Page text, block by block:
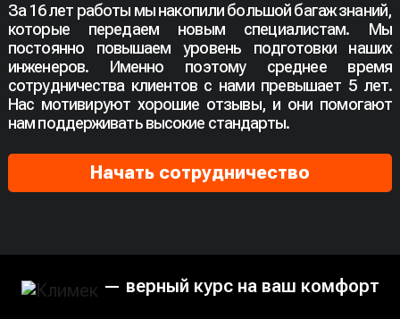
За 16 лет работы мы накопили большой багаж знаний,
которые передаем новым специалистам. Мы
постоянно повышаем уровень подготовки наших
инженеров. Именно поэтому среднее время
сотрудничества клиентов с нами превышает 5 лет.
Нас мотивируют хорошие отзывы, и они помогают
нам поддерживать высокие стандарты.
Начать сотрудничество
— верный курс на ваш комфорт